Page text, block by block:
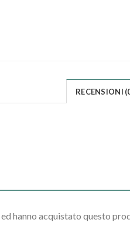
RECENSIONI
hanno acquistato questo